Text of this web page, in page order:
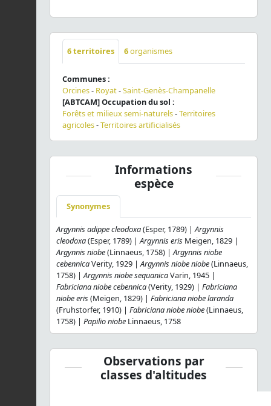
6territoires 6organismes
Communes :
Orcines- Royat-Saint-Genès-Champanelle
[ABTCAM] Occupation du sol :
Forêts et milieux semi-naturels-Territoires
agricoles-Territoires artificialisés
Informations
espèce
Synonymes
Argynnis adippe cleodoxa(Esper, 1789) | Argynnis
cleodoxa(Esper, 1789) | Argynnis eris Meigen, 1829 |
Argynnis niobe(Linnaeus, 1758) | Argynnis niobe
cebennicaVerity, 1929 | Argynnis niobe niobe(Linnaeus,
1758) | Argynnis niobe sequanicaVarin, 1945 |
Fabriciana niobe cebennica(Verity, 1929) | Fabriciana
niobe eris (Meigen, 1829) | Fabriciana niobe laranda
(Fruhstorfer, 1910) | Fabriciana niobe niobe(Linnaeus,
1758) | Papilio niobe Linnaeus, 1758
Observations par
classes d'altitudes